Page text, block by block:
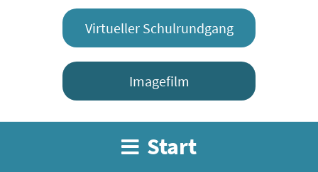
Virtueller Schulrundgang
Imagefilm
Start